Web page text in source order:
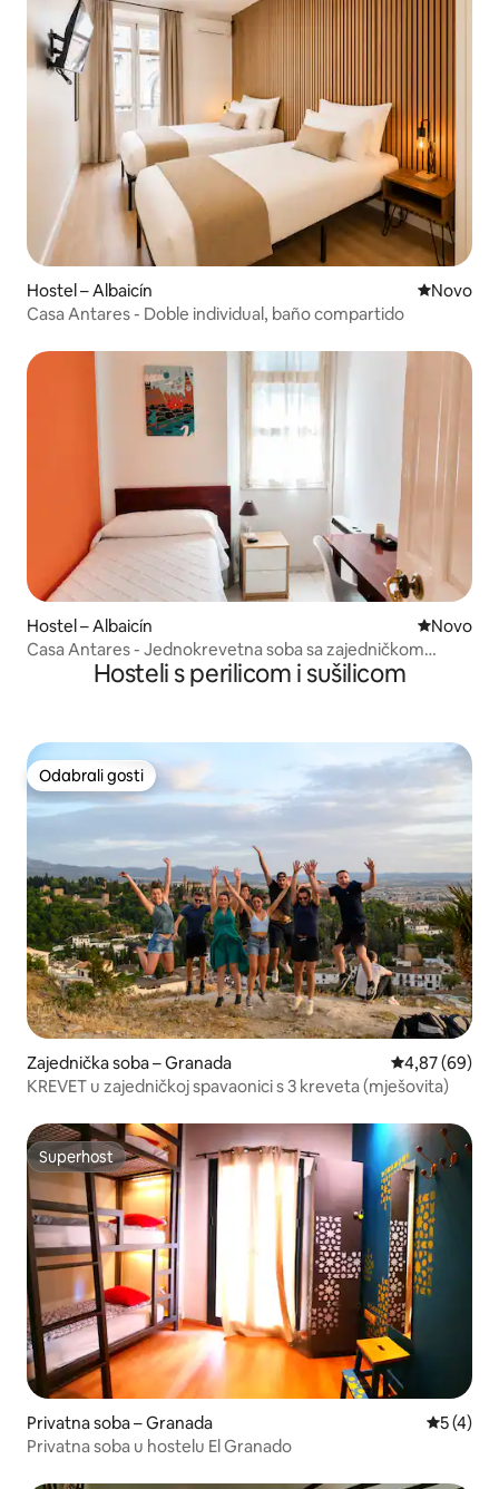
Hostel – Albaicín Novi
Novo
Casa Antares - Doble individual, baño compartido
Hostel – Albaicín Novi
Novo
Casa Antares - Jednokrevetna soba sa zajedničkom
kupaonicomHosteli s perilicom i sušilicom
Odabrali gosti
Odabrali gosti
Zajednička soba – Granada Prosječna
4,87 (69)
KREVET u zajedničkoj spavaonici s 3 kreveta (mješovita)
Superhost
Superhost
Privatna soba – Granada
5 (4)
Privatna soba u hostelu El Granado